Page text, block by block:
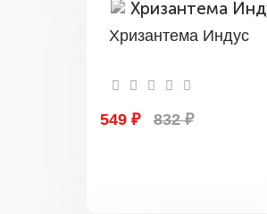
Хризантема Индус
549 ₽ 832 ₽